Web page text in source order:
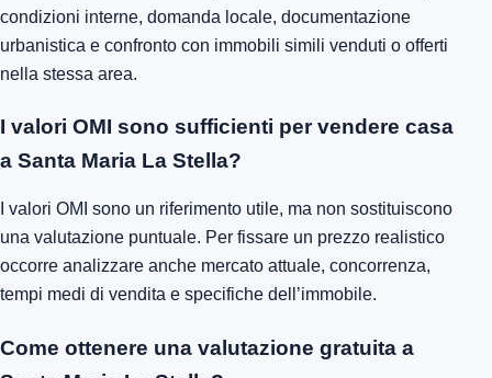
condizioni interne, domanda locale, documentazione
urbanistica e confronto con immobili simili venduti o offerti
nella stessa area.
I valori OMI sono sufficienti per vendere casa
a Santa Maria La Stella?
I valori OMI sono un riferimento utile, ma non sostituiscono
una valutazione puntuale. Per fissare un prezzo realistico
occorre analizzare anche mercato attuale, concorrenza,
tempi medi di vendita e specifiche dell’immobile.
Come ottenere una valutazione gratuita a